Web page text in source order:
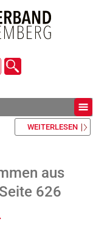
WEITERLESEN
aus
626